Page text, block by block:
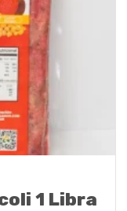
1 Libra